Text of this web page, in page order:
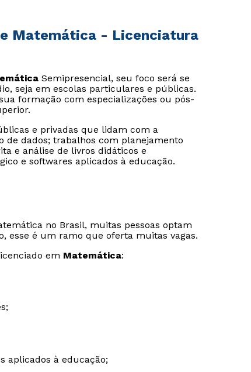
Matemática - Licenciatura
Semipresencial, seu foco será se
seja em escolas particulares e públicas.
formação com especializações ou pós-
e privadas que lidam com a
de dados; trabalhos com planejamento
e análise de livros didáticos e
e softwares aplicados à educação.
no Brasil, muitas pessoas optam
esse é um ramo que oferta muitas vagas.
em Matemática:
aplicados à educação;
WhatsApp
WhatsApp